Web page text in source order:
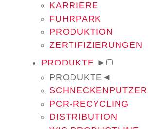
KARRIERE
FUHRPARK
PRODUKTION
ZERTIFIZIERUNGEN
PRODUKTE ►
PRODUKTE ◄
SCHNECKENPUTZER
PCR-RECYCLING
DISTRIBUTION